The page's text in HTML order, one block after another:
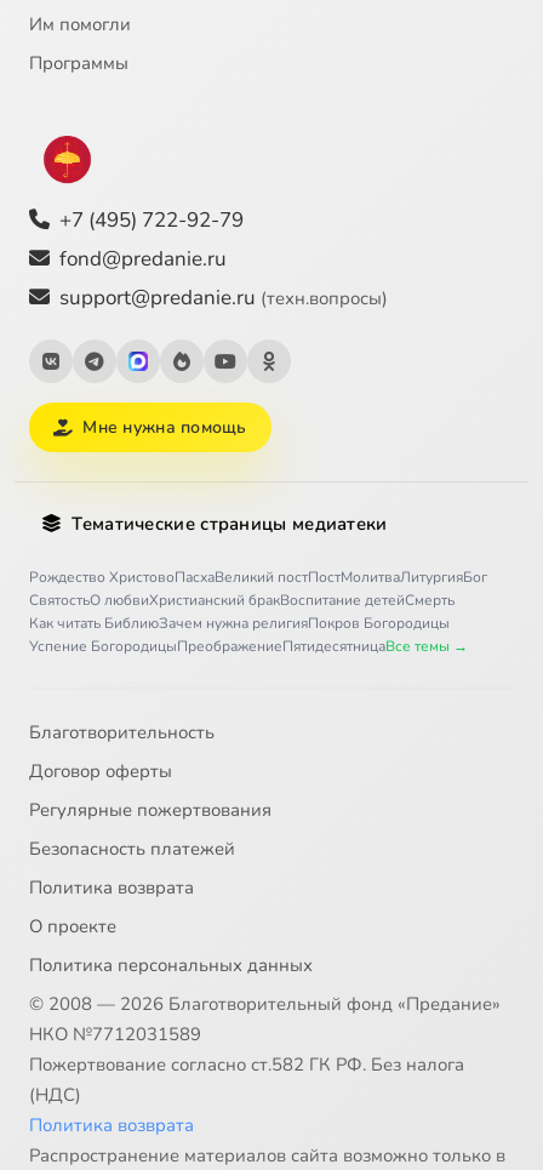
Им помогли
Программы
+7 (495) 722-92-79
fond@predanie.ru
support@predanie.ru (техн.вопросы)
Мне нужна помощь
Тематические страницы медиатеки
Рождество ХристовоПасхаВеликий постПостМолитваЛитургияБог
СвятостьО любвиХристианский бракВоспитание детейСмерть
Как читать БиблиюЗачем нужна религияПокров Богородицы
Успение БогородицыПреображениеПятидесятницаВсе темы →
Благотворительность
Договор оферты
Регулярные пожертвования
Безопасность платежей
Политика возврата
О проекте
Политика персональных данных
© 2008 — 2026 Благотворительный фонд «Предание»
НКО №7712031589
Пожертвование согласно ст.582 ГК РФ. Без налога
(НДС)
Политика возврата
Распространение материалов сайта возможно только в